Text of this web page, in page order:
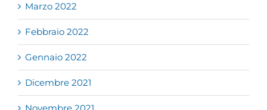
Marzo 2022
Febbraio 2022
Gennaio 2022
Dicembre 2021